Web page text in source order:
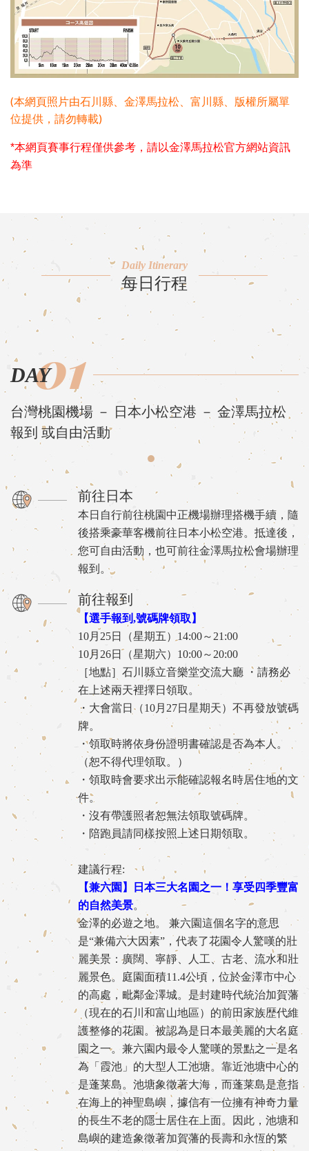
(本網頁照片由石川縣、金澤馬拉松、富川縣、版權所屬單
位提供，請勿轉載)
*本網頁賽事行程僅供參考，請以金澤馬拉松官方網站資訊
為準
Daily Itinerary
每日行程
DAY01
台灣桃園機場 － 日本小松空港 － 金澤馬拉松
報到 或自由活動
前往日本
本日自行前往桃園中正機場辦理搭機手續，隨
後搭乘豪華客機前往日本小松空港。抵達後，
您可自由活動，也可前往金澤馬拉松會場辦理
報到。
前往報到
【選手報到,號碼牌領取】
10月25日（星期五）14:00～21:00
10月26日（星期六）10:00～20:00
［地點］石川縣立音樂堂交流大廳 ・請務必
在上述兩天裡擇日領取。
・大會當日（10月27日星期天）不再發放號碼
牌。
・領取時將依身份證明書確認是否為本人。
（恕不得代理領取。）
・領取時會要求出示能確認報名時居住地的文
件。
・沒有帶護照者恕無法領取號碼牌。
・陪跑員請同樣按照上述日期領取。
建議行程:
【兼六園】日本三大名園之一！享受四季豐富
的自然美景。
金澤的必遊之地。 兼六園這個名字的意思
是“兼備六大因素”，代表了花園令人驚嘆的壯
麗美景：廣闊、寧靜、人工、古老、流水和壯
麗景色。庭園面積11.4公頃，位於金澤市中心
的高處，毗鄰金澤城。是封建時代統治加賀藩
（現在的石川和富山地區）的前田家族歴代維
護整修的花園。被認為是日本最美麗的大名庭
園之一。兼六園内最令人驚嘆的景點之一是名
為「霞池」的大型人工池塘。靠近池塘中心的
是蓬莱島。池塘象徵著大海，而蓬莱島是意指
在海上的神聖島嶼，據信有一位擁有神奇力量
的長生不老的隱士居住在上面。因此，池塘和
島嶼的建造象徵著加賀藩的長壽和永恆的繁